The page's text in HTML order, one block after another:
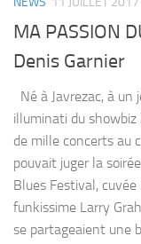
MA PASSION
Denis Garnier
Né à Javrezac, à
illuminati du
de mille concerts au
pouvait juger la
Blues Festival,
funkissime Larry
se partageaient une